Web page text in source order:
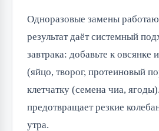
Одноразовые замены
результат даёт системный
завтрака: добавьте к овсянке
(яйцо, творог, протеиновый
клетчатку (семена чиа,
предотвращает резкие
утра.